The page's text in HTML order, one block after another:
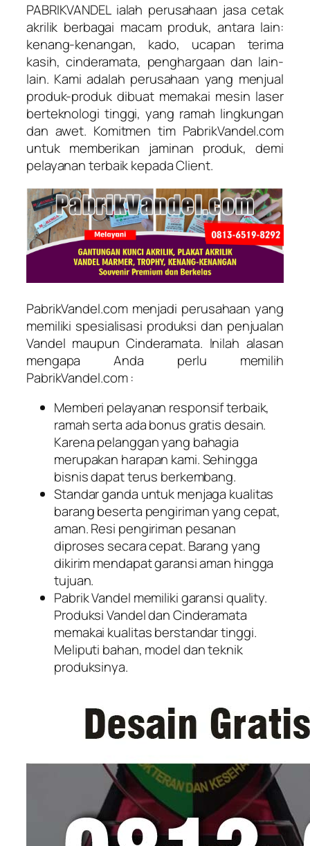
PABRIKVANDEL ialah perusahaan jasa cetak
akrilik berbagai macam produk, antara lain:
kenang-kenangan, kado, ucapan terima
kasih, cinderamata, penghargaan dan lain-
lain. Kami adalah perusahaan yang menjual
produk-produk dibuat memakai mesin laser
berteknologi tinggi, yang ramah lingkungan
dan awet. Komitmen tim PabrikVandel.com
untuk memberikan jaminan produk, demi
pelayanan terbaik kepada Client.
PabrikVandel.com menjadi perusahaan yang
memiliki spesialisasi produksi dan penjualan
Vandel maupun Cinderamata. Inilah alasan
mengapa Anda perlu memilih
PabrikVandel.com :
Memberi pelayanan responsif terbaik,
ramah serta ada bonus gratis desain.
Karena pelanggan yang bahagia
merupakan harapan kami. Sehingga
bisnis dapat terus berkembang.
Standar ganda untuk menjaga kualitas
barang beserta pengiriman yang cepat,
aman. Resi pengiriman pesanan
diproses secara cepat. Barang yang
dikirim mendapat garansi aman hingga
tujuan.
Pabrik Vandel memiliki garansi quality.
Produksi Vandel dan Cinderamata
memakai kualitas berstandar tinggi.
Meliputi bahan, model dan teknik
produksinya.